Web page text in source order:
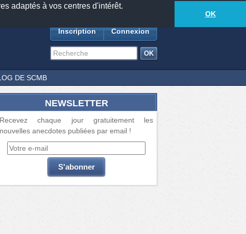
adaptés à vos centres d'intérêt.
OK
Feeds18877anecdotes-322lecteurs connectés
Inscription Connexion
DE SCMB
NEWSLETTER
Recevez chaque jour gratuitement les
nouvelles anecdotes publiées par email !